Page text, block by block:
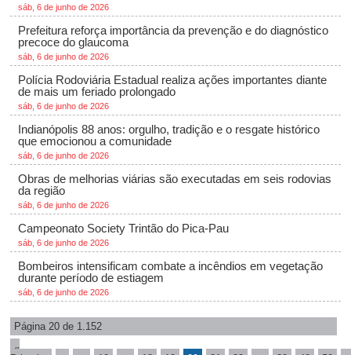
sáb, 6 de junho de 2026
Prefeitura reforça importância da prevenção e do diagnóstico
precoce do glaucoma
sáb, 6 de junho de 2026
Polícia Rodoviária Estadual realiza ações importantes diante
de mais um feriado prolongado
sáb, 6 de junho de 2026
Indianópolis 88 anos: orgulho, tradição e o resgate histórico
que emocionou a comunidade
sáb, 6 de junho de 2026
Obras de melhorias viárias são executadas em seis rodovias
da região
sáb, 6 de junho de 2026
Campeonato Society Trintão do Pica-Pau
sáb, 6 de junho de 2026
Bombeiros intensificam combate a incêndios em vegetação
durante período de estiagem
sáb, 6 de junho de 2026
Página 20 de 1.152
«